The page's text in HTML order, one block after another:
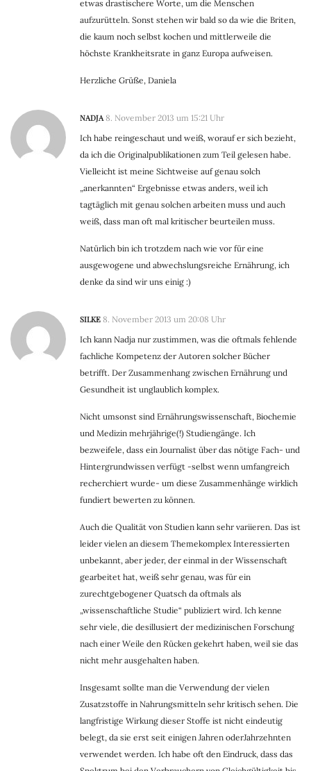
etwas drastischere Worte, um die Menschen
aufzurütteln. Sonst stehen wir bald so da wie die Briten,
die kaum noch selbst kochen und mittlerweile die
höchste Krankheitsrate in ganz Europa aufweisen.
Herzliche Grüße, Daniela
NADJA 8. November 2013 um 15:21 Uhr
Ich habe reingeschaut und weiß, worauf er sich bezieht,
da ich die Originalpublikationen zum Teil gelesen habe.
Vielleicht ist meine Sichtweise auf genau solch
„anerkannten“ Ergebnisse etwas anders, weil ich
tagtäglich mit genau solchen arbeiten muss und auch
weiß, dass man oft mal kritischer beurteilen muss.
Natürlich bin ich trotzdem nach wie vor für eine
ausgewogene und abwechslungsreiche Ernährung, ich
denke da sind wir uns einig :)
SILKE 8. November 2013 um 20:08 Uhr
Ich kann Nadja nur zustimmen, was die oftmals fehlende
fachliche Kompetenz der Autoren solcher Bücher
betrifft. Der Zusammenhang zwischen Ernährung und
Gesundheit ist unglaublich komplex.
Nicht umsonst sind Ernährungswissenschaft, Biochemie
und Medizin mehrjährige(!) Studiengänge. Ich
bezweifele, dass ein Journalist über das nötige Fach- und
Hintergrundwissen verfügt -selbst wenn umfangreich
recherchiert wurde- um diese Zusammenhänge wirklich
fundiert bewerten zu können.
Auch die Qualität von Studien kann sehr variieren. Das ist
leider vielen an diesem Themekomplex Interessierten
unbekannt, aber jeder, der einmal in der Wissenschaft
gearbeitet hat, weiß sehr genau, was für ein
zurechtgebogener Quatsch da oftmals als
„wissenschaftliche Studie“ publiziert wird. Ich kenne
sehr viele, die desillusiert der medizinischen Forschung
nach einer Weile den Rücken gekehrt haben, weil sie das
nicht mehr ausgehalten haben.
Insgesamt sollte man die Verwendung der vielen
Zusatzstoffe in Nahrungsmitteln sehr kritisch sehen. Die
langfristige Wirkung dieser Stoffe ist nicht eindeutig
belegt, da sie erst seit einigen Jahren oderJahrzehnten
verwendet werden. Ich habe oft den Eindruck, dass das